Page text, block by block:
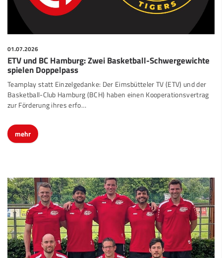
ETV und BC Hamburg: Zwei Basketball-Schwergewichte
spielen Doppelpass
Teamplay statt Einzelgedanke: Der Eimsbütteler TV (ETV) und der
Basketball-Club Hamburg (BCH) haben einen Kooperationsvertrag
zur Förderung ihres erfo…
mehr